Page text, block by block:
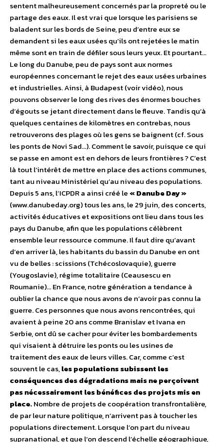
sentent malheureusement concernés par la propreté ou le
partage des eaux. Il est vrai que lorsque les parisiens se
baladent sur les bords de Seine, peu d’entre eux se
demandent si les eaux usées qu’ils ont rejetées le matin
même sont en train de défiler sous leurs yeux. Et pourtant…
Le long du Danube, peu de pays sont aux normes
européennes concernant le rejet des eaux usées urbaines
et industrielles. Ainsi, à Budapest (voir vidéo), nous
pouvons observer le long des rives des énormes bouches
d’égouts se jetant directement dans le fleuve. Tandis qu’à
quelques centaines de kilomètres en contrebas, nous
retrouverons des plages où les gens se baignent (cf. Sous
les ponts de Novi Sad…). Comment le savoir, puisque ce qui
se passe en amont est en dehors de leurs frontières ? C’est
là tout l’intérêt de mettre en place des actions communes,
tant au niveau Ministériel qu’au niveau des populations.
Depuis 5 ans, l’ICPDR a ainsi créé le « Danube Day »
(www.danubeday.org) tous les ans, le 29 juin, des concerts,
activités éducatives et expositions ont lieu dans tous les
pays du Danube, afin que les populations célèbrent
ensemble leur ressource commune. Il faut dire qu’avant
d’en arriver là, les habitants du bassin du Danube en ont
vu de belles : scissions (Tchécoslovaquie), guerre
(Yougoslavie), régime totalitaire (Ceausescu en
Roumanie)… En France, notre génération a tendance à
oublier la chance que nous avons de n’avoir pas connu la
guerre. Ces personnes que nous avons rencontrées, qui
avaient à peine 20 ans comme Branislav et Ivana en
Serbie, ont dû se cacher pour éviter les bombardements
qui visaient à détruire les ponts ou les usines de
traitement des eaux de leurs villes. Car, comme c’est
souvent le cas,les populations subissent les
conséquences des dégradations mais ne perçoivent
pas nécessairement les bénéfices des projets mis en
place.Nombre de projets de coopération transfrontalière,
de par leur nature politique, n’arrivent pas à toucher les
populations directement. Lorsque l’on part du niveau
supranational, et que l’on descend l’échelle géographique,